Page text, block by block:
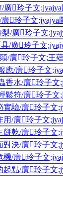
玲子文
玲子文;jyajya
/廣玲子文
/廣玲子文
/廣玲子文;王
應/廣玲子文
香水/廣玲子文
鬆符/廣玲子文
驗/廣玲子文
/廣玲子文
乾/廣玲子文
決/廣玲子文
/廣玲子文
點/廣玲子文